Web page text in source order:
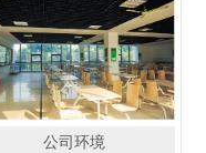
公司环境